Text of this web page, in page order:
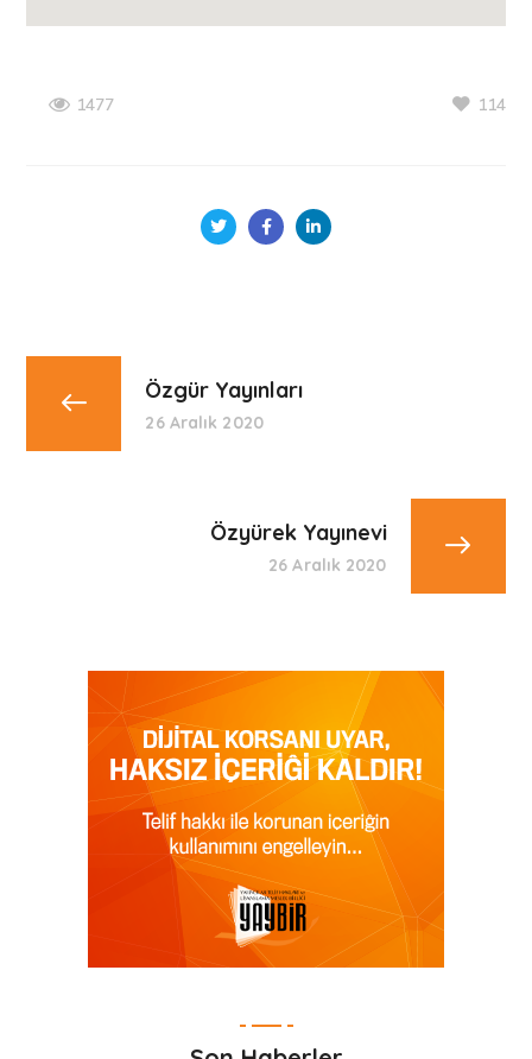
1477 114
Özgür Yayınları
26 Aralık 2020
Özyürek Yayınevi
26 Aralık 2020